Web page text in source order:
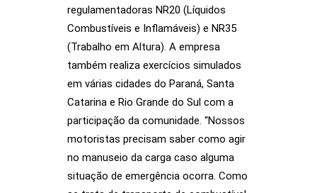
regulamentadoras NR20 (Líquidos
Combustíveis e Inflamáveis) e NR35
(Trabalho em Altura). A empresa
também realiza exercícios simulados
em várias cidades do Paraná, Santa
Catarina e Rio Grande do Sul com a
participação da comunidade. “Nossos
motoristas precisam saber como agir
no manuseio da carga caso alguma
situação de emergência ocorra. Como